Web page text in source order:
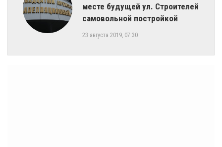
месте будущей ул. Строителей
самовольной постройкой
23 августа 2019, 07:30